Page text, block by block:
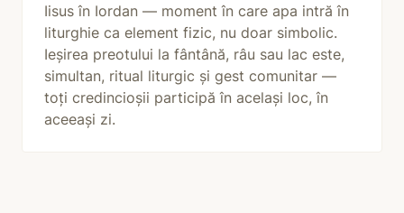
Iisus în Iordan — moment în care apa intră în
liturghie ca element fizic, nu doar simbolic.
Ieșirea preotului la fântână, râu sau lac este,
simultan, ritual liturgic și gest comunitar —
toți credincioșii participă în același loc, în
aceeași zi.